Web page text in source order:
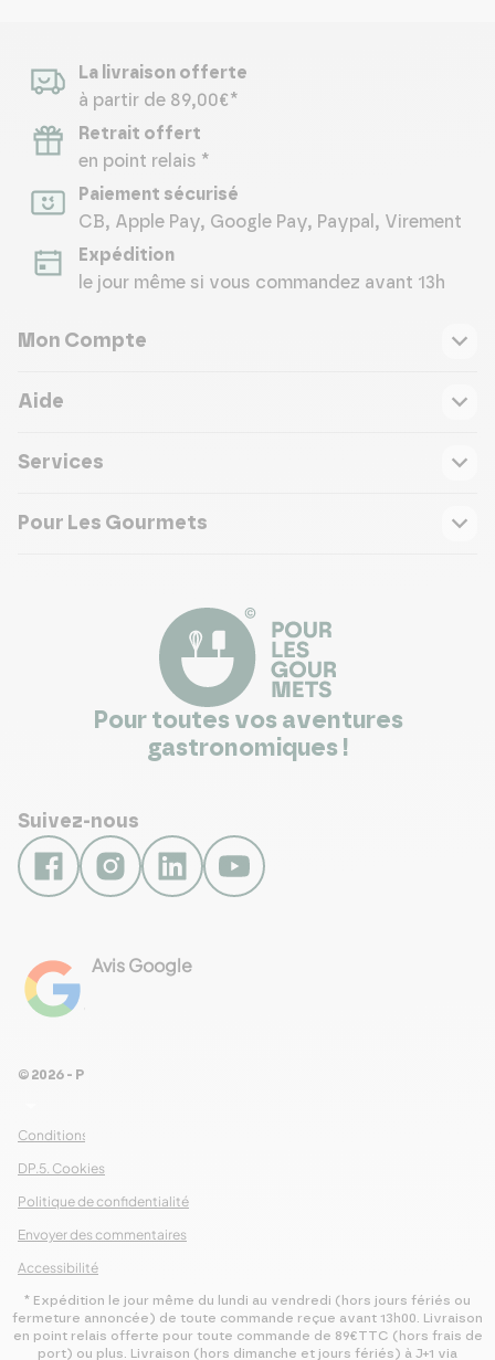
La livraison offerte
à partir de 89,00€*
Retrait offert
en point relais *
Paiement sécurisé
CB, Apple Pay, Google Pay, Paypal, Virement
Expédition
le jour même si vous commandez avant 13h
Mon Compte
Aide
Services
Pour Les Gourmets
Pour toutes vos aventures
gastronomiques !
Suivez-nous
Avis Google
Conditions Générales de Ventes
DP.5. Cookies
Politique de confidentialité
Envoyer des commentaires
Accessibilité
© 2026 - Pour Les Gourmets
* Expédition le jour même du lundi au vendredi (hors jours fériés ou
fermeture annoncée) de toute commande reçue avant 13h00. Livraison
en point relais offerte pour toute commande de 89€TTC (hors frais de
port) ou plus. Livraison (hors dimanche et jours fériés) à J+1 via